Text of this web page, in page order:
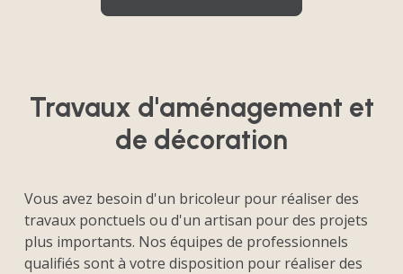
Travaux d'aménagement et
de décoration
Vous avez besoin d'un bricoleur pour réaliser des
travaux ponctuels ou d'un artisan pour des projets
plus importants. Nos équipes de professionnels
qualifiés sont à votre disposition pour réaliser des